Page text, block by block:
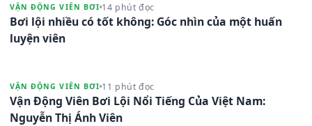
VẬN ĐỘNG VIÊN BƠI 14 phút đọc
Bơi lội nhiều có tốt không: Góc nhìn của một huấn
luyện viên
VẬN ĐỘNG VIÊN BƠI 11 phút đọc
Vận Động Viên Bơi Lội Nổi Tiếng Của Việt Nam:
Nguyễn Thị Ánh Viên